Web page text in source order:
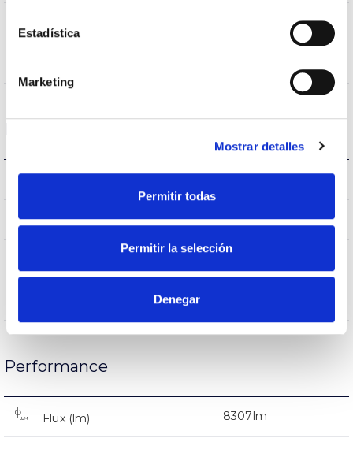
Estadística
Marketing
Mostrar detalles
Permitir todas
Permitir la selección
Denegar
Optique VA00L1P
Logement et finition
IK08
Indice d’étanchéité IP IP65
Performance
Flux (lm) 8307lm